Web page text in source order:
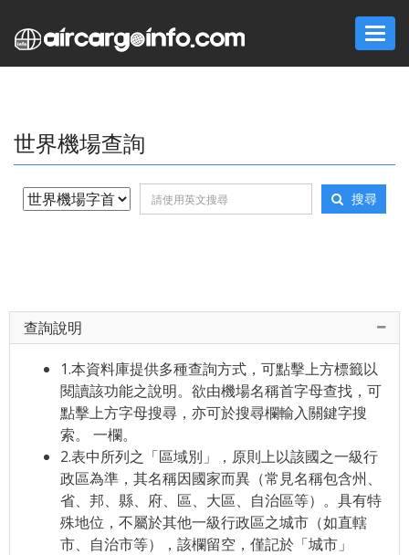
世界機場查詢
搜尋
查詢說明
1.本資料庫提供多種查詢方式，可點擊上方標籤以
閱讀該功能之說明。欲由機場名稱首字母查找，可
點擊上方字母搜尋，亦可於搜尋欄輸入關鍵字搜
索。 一欄。
2.表中所列之「區域別」，原則上以該國之一級行
政區為準，其名稱因國家而異（常見名稱包含州、
省、邦、縣、府、區、大區、自治區等）。具有特
殊地位，不屬於其他一級行政區之城市（如直轄
市、自治市等），該欄留空，僅記於「城市」